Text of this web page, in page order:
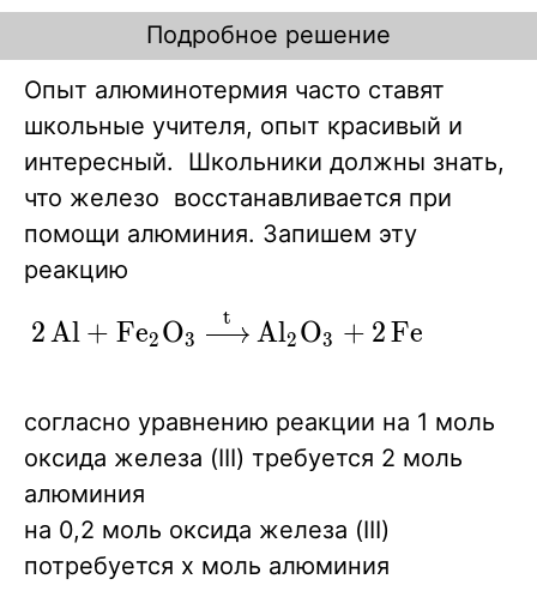
Подробное решение
Опыт алюминотермия часто ставят
школьные учителя, опыт красивый и
интересный. Школьники должны знать,
что железо восстанавливается при
помощи алюминия. Запишем эту
реакцию
\ce
Fe2O3
->[t]
Al2O3
+
2Fe}
2Al + FeX
2 OX
3
t AlX
2 OX
3 + 2Fe
согласно уравнению реакции на 1 моль
оксида железа (III) требуется 2 моль
алюминия
на 0,2 моль оксида железа (III)
потребуется x моль алюминия